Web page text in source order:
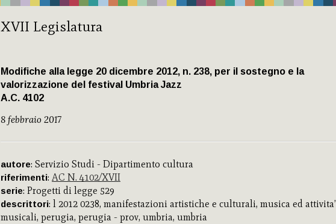
XVII Legislatura
Modifiche alla legge 20 dicembre 2012, n. 238, per il sostegno e la
valorizzazione del festival Umbria Jazz
A.C. 4102
8 febbraio 2017
autore: Servizio Studi - Dipartimento cultura
riferimenti: AC N. 4102/XVII
serie: Progetti di legge 529
descrittori: l 2012 0238, manifestazioni artistiche e culturali, musica ed attivita’
musicali, perugia, perugia - prov, umbria, umbria